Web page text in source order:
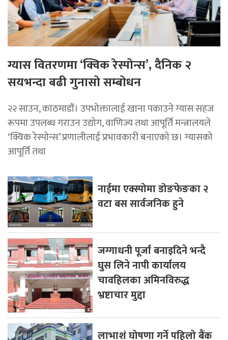
ग्यास वितरणमा ‘क्विक रेस्पोन्स’, दैनिक २
सयभन्दा बढी गुनासो सम्बोधन
२२ साउन, काठमाडाैं। उपभोक्तालाई खाना पकाउने ग्यास सहज
रूपमा उपलब्ध गराउन उद्योग, वाणिज्य तथा आपूर्ति मन्त्रालयले
‘क्विक रेस्पोन्स’ प्रणालीलाई प्रभावकारी बनाएको छ। ग्यासको
आपूर्ति तथा
नाईमा एक्स्पोमा डोङफेङका २
वटा बस सार्वजनिक हुने
जग्गाधनी पूर्जा बनाइदिने भन्दै
घुस लिने नापी कार्यालय
चावहिलका अमिनविरुद्ध
भ्रष्टाचार मुद्दा
लाभाशं घोषणा गर्ने पहिलो बैंक